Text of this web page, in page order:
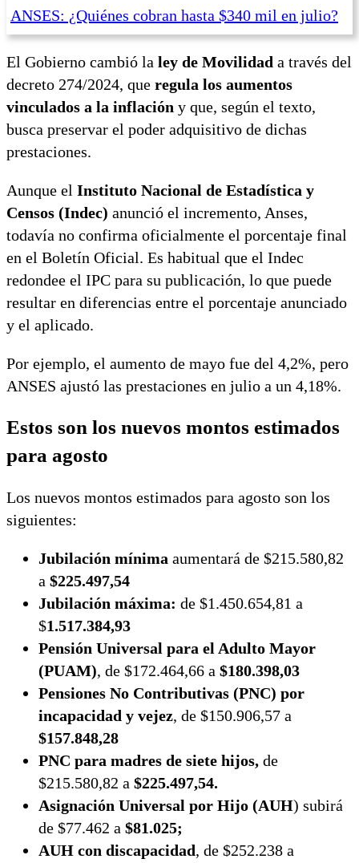
ANSES: ¿Quiénes cobran hasta $340 mil en julio?
El Gobierno cambió la ley de Movilidad a través del
decreto 274/2024, que regula los aumentos
vinculados a la inflación y que, según el texto,
busca preservar el poder adquisitivo de dichas
prestaciones.
Aunque el Instituto Nacional de Estadística y
Censos (Indec) anunció el incremento, Anses,
todavía no confirma oficialmente el porcentaje final
en el Boletín Oficial. Es habitual que el Indec
redondee el IPC para su publicación, lo que puede
resultar en diferencias entre el porcentaje anunciado
y el aplicado.
Por ejemplo, el aumento de mayo fue del 4,2%, pero
ANSES ajustó las prestaciones en julio a un 4,18%.
Estos son los nuevos montos estimados
para agosto
Los nuevos montos estimados para agosto son los
siguientes:
Jubilación mínima aumentará de $215.580,82
a $225.497,54
Jubilación máxima: de $1.450.654,81 a
$1.517.384,93
Pensión Universal para el Adulto Mayor
(PUAM), de $172.464,66 a $180.398,03
Pensiones No Contributivas (PNC) por
incapacidad y vejez, de $150.906,57 a
$157.848,28
PNC para madres de siete hijos, de
$215.580,82 a $225.497,54.
Asignación Universal por Hijo (AUH) subirá
de $77.462 a $81.025;
AUH con discapacidad, de $252.238 a